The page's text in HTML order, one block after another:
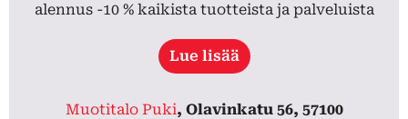
alennus -10 % kaikista tuotteista ja palveluista
Lue lisää
Muotitalo Puki, Olavinkatu 56, 57100